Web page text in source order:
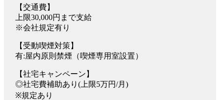
【交通費】
上限30,000円まで支給
※会社規定有り
【受動喫煙対策】
有:屋内原則禁煙（喫煙専用室設置）
【社宅キャンペーン】
◎社宅費補助あり(上限5万円/月)
※規定あり